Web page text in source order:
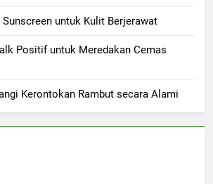
untuk Kulit Berjerawat
Positif untuk Meredakan Cemas
Kerontokan Rambut secara Alami